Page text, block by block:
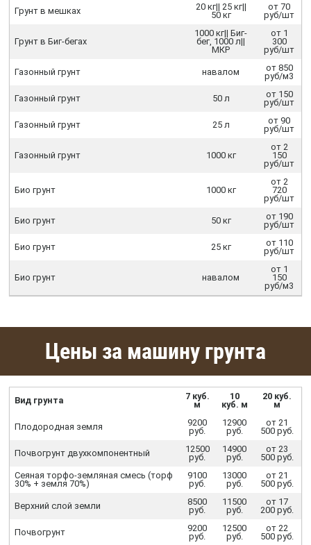
Грунт в мешках
20 кг|| 25 кг||
50 кг
от 70
руб/шт
Грунт в Биг-бегах
1000 кг|| Биг-
бег, 1000 л||
МКР
от 1
300
руб/шт
Газонный грунт навалом
от 850
руб/м3
Газонный грунт 50 л
от 150
руб/шт
Газонный грунт 25 л
от 90
руб/шт
Газонный грунт 1000 кг
от 2
150
руб/шт
Био грунт 1000 кг
от 2
720
руб/шт
Био грунт 50 кг
от 190
руб/шт
Био грунт 25 кг
от 110
руб/шт
Био грунт навалом
от 1
150
руб/м3
Цены за машину грунта
Вид грунта
7 куб.
м
10
куб. м
20 куб.
м
Плодородная земля
9200
руб.
12900
руб.
от 21
500 руб.
Почвогрунт двухкомпонентный
12500
руб.
14900
руб.
от 23
500 руб.
Сеяная торфо-земляная смесь (торф
30% + земля 70%)
9100
руб.
13000
руб.
от 21
500 руб.
Верхний слой земли
8500
руб.
11500
руб.
от 17
200 руб.
Почвогрунт
9200
руб.
12500
руб.
от 22
500 руб.